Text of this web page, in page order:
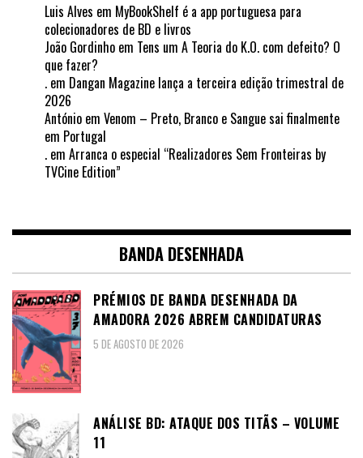
Luis Alves em MyBookShelf é a app portuguesa para
colecionadores de BD e livros
João Gordinho em Tens um A Teoria do K.O. com defeito? O
que fazer?
. em Dangan Magazine lança a terceira edição trimestral de
2026
António em Venom – Preto, Branco e Sangue sai finalmente
em Portugal
. em Arranca o especial “Realizadores Sem Fronteiras by
TVCine Edition”
BANDA DESENHADA
PRÉMIOS DE BANDA DESENHADA DA
AMADORA 2026 ABREM CANDIDATURAS
5 DE AGOSTO DE 2026
ANÁLISE BD: ATAQUE DOS TITÃS – VOLUME
11